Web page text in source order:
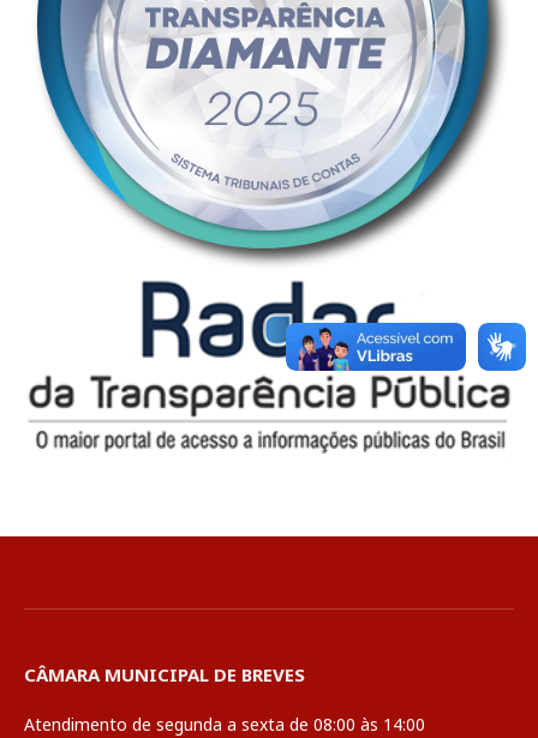
CÂMARA MUNICIPAL DE BREVES
Atendimento de segunda a sexta de 08:00 às 14:00